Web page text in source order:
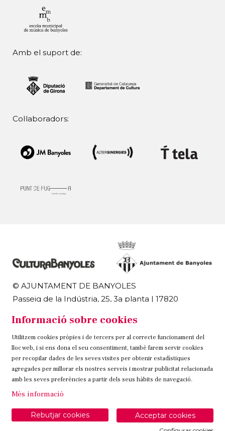
Amb el suport de:
Col·laboradors:
© AJUNTAMENT DE BANYOLES
Passeig de la Indústria, 25, 3a planta | 17820
972 58 18 48 | 972 57 00 50
Sitemap Avís Legal Ús de Cookies Contacteu
Link a instagram
Link a twitter
Link a facebook
Informació sobre cookies
Utilitzem cookies pròpies i de tercers per al correcte funcionament del
lloc web, i si ens dona el seu consentiment, també farem servir cookies
per recopilar dades de les seves visites per obtenir estadístiques
agregades per millorar els nostres serveis i mostrar publicitat relacionada
amb les seves preferències a partir dels seus hàbits de navegació.
Més informació
Acceptar cookies
Rebutjar cookies